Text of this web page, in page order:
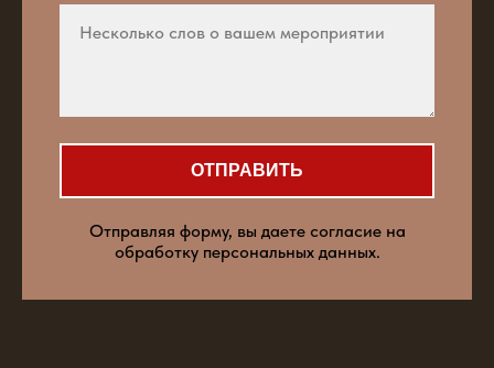
ОТПРАВИТЬ
Отправляя форму, вы даете согласие на
обработку персональных данных.